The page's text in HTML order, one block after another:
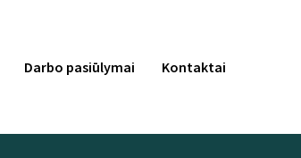
Darbo pasiūlymai Kontaktai